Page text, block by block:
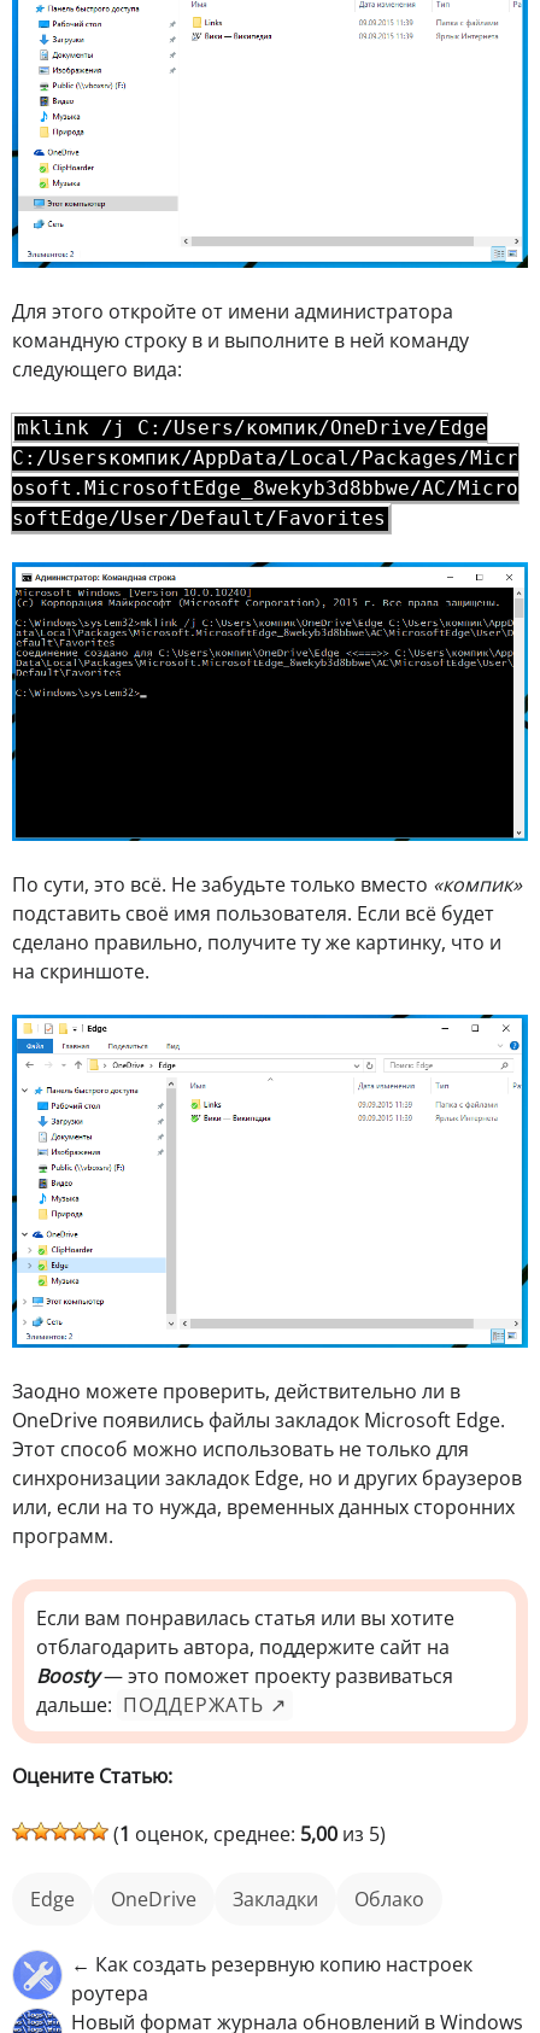
Для этого откройте от имени администратора
командную строку в и выполните в ней команду
следующего вида:
mklink /j C:/Users/компик/OneDrive/Edge
C:/Usersкомпик/AppData/Local/Packages/Micr
osoft.MicrosoftEdge_8wekyb3d8bbwe/AC/Micro
softEdge/User/Default/Favorites
По сути, это всё. Не забудьте только вместо «компик»
подставить своё имя пользователя. Если всё будет
сделано правильно, получите ту же картинку, что и
на скриншоте.
Заодно можете проверить, действительно ли в
OneDrive появились файлы закладок Microsoft Edge.
Этот способ можно использовать не только для
синхронизации закладок Edge, но и других браузеров
или, если на то нужда, временных данных сторонних
программ.
Если вам понравилась статья или вы хотите
отблагодарить автора, поддержите сайт на
Boosty— это поможет проекту развиваться
дальше: ПОДДЕРЖАТЬ ↗
Оцените Статью:
(1 оценок, среднее: 5,00 из 5)
Edge OneDrive закладки облако
← Как создать резервную копию настроек
роутера
Новый формат журнала обновлений в Windows